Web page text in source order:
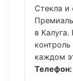
Стекла и
в
каждом
Телефон: